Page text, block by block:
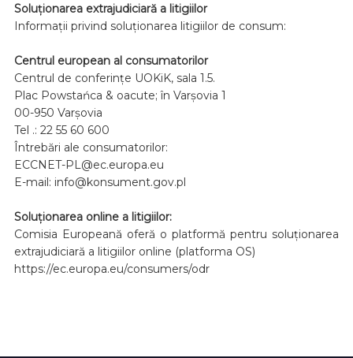
Soluționarea extrajudiciară a litigiilor
Informații privind soluționarea litigiilor de consum:
Centrul european al consumatorilor
Centrul de conferințe UOKiK, sala 1.5.
Plac Powstańca & oacute; în Varșovia 1
00-950 Varşovia
Tel .: 22 55 60 600
Întrebări ale consumatorilor:
ECCNET-PL@ec.europa.eu
E-mail: info@konsument.gov.pl
Soluționarea online a litigiilor:
Comisia Europeană oferă o platformă pentru soluționarea
extrajudiciară a litigiilor online (platforma OS)
https://ec.europa.eu/consumers/odr